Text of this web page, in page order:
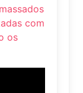
com
os